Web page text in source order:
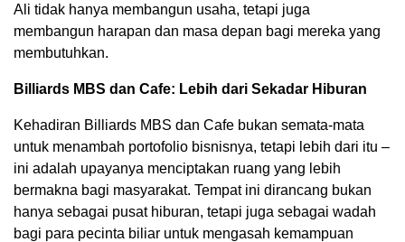
Ali tidak hanya membangun usaha, tetapi juga
membangun harapan dan masa depan bagi mereka yang
membutuhkan.
Billiards MBS dan Cafe: Lebih dari Sekadar Hiburan
Kehadiran Billiards MBS dan Cafe bukan semata-mata
untuk menambah portofolio bisnisnya, tetapi lebih dari itu –
ini adalah upayanya menciptakan ruang yang lebih
bermakna bagi masyarakat. Tempat ini dirancang bukan
hanya sebagai pusat hiburan, tetapi juga sebagai wadah
bagi para pecinta biliar untuk mengasah kemampuan